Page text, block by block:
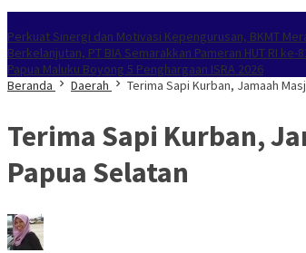
Perkuat Sinergi dan Motivasi Kepengurusan, BKMT
Berkelanjutan, PT BIA Semarakkan Pameran HUT RI ke-
Papua Maluku Boyong 5 Penghargaan ISRA 2026
Beranda
Daerah Terima Sapi Kurban, Jamaah
Terima Sapi Kurban,
Papua Selatan